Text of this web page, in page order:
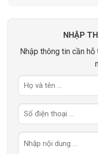
NHẬP
Nhập thông tin cần